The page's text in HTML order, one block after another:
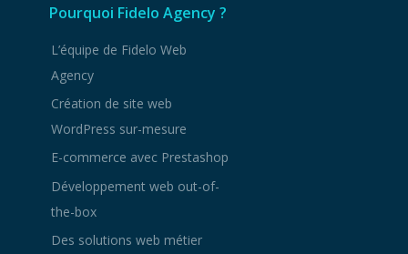
Pourquoi Fidelo Agency ?
L’équipe de Fidelo Web
Agency
Création de site web
WordPress sur-mesure
E-commerce avec Prestashop
Développement web out-of-
the-box
Des solutions web métier